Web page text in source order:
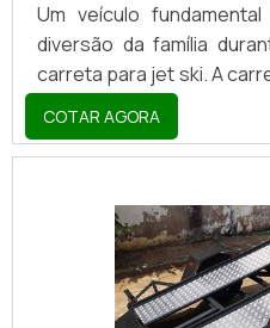
Um veículo
diversão da família
carreta para jet ski. A
alumínio transportar
com total segurança e
você possa leva-la para
se o veículo vai
dano.CARACTERÍSTICAS
DE CARRETAVale
antes de o proprietário
COTAR AGORA